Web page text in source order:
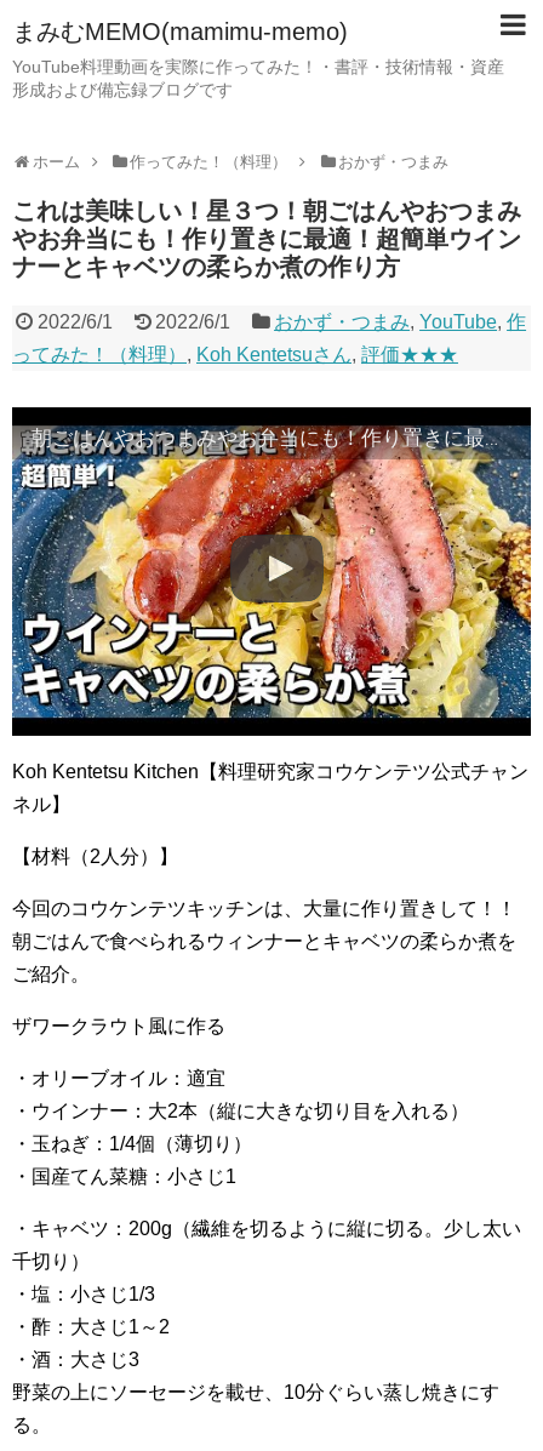
まみむMEMO(mamimu-memo)
YouTube料理動画を実際に作ってみた！・書評・技術情報・資産
形成および備忘録ブログです
ホーム 作ってみた！（料理） おかず・つまみ
これは美味しい！星３つ！朝ごはんやおつまみ
やお弁当にも！作り置きに最適！超簡単ウイン
ナーとキャベツの柔らか煮の作り方
2022/6/1 2022/6/1 おかず・つまみ,YouTube,作
ってみた！（料理） , Koh Kentetsuさん, 評価★★★
朝ごはんやおつまみやお弁当にも！作り置きに最適！超簡単ウインナーとキャベツの柔らか煮の作り方
Koh Kentetsu Kitchen【料理研究家コウケンテツ公式チャン
ネル】
【材料（2人分）】
今回のコウケンテツキッチンは、大量に作り置きして！！
朝ごはんで食べられるウィンナーとキャベツの柔らか煮を
ご紹介。
ザワークラウト風に作る
・オリーブオイル：適宜
・ウインナー：大2本（縦に大きな切り目を入れる）
・玉ねぎ：1/4個（薄切り）
・国産てん菜糖：小さじ1
・キャベツ：200g（繊維を切るように縦に切る。少し太い
千切り）
・塩：小さじ1/3
・酢：大さじ1～2
・酒：大さじ3
野菜の上にソーセージを載せ、10分ぐらい蒸し焼きにす
る。